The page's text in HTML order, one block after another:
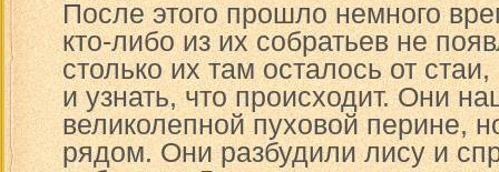
После этого прошло немного
кто-либо из их собратьев не
столько их там осталось от
и узнать, что происходит. Они
великолепной пуховой перине,
рядом. Они разбудили лису и